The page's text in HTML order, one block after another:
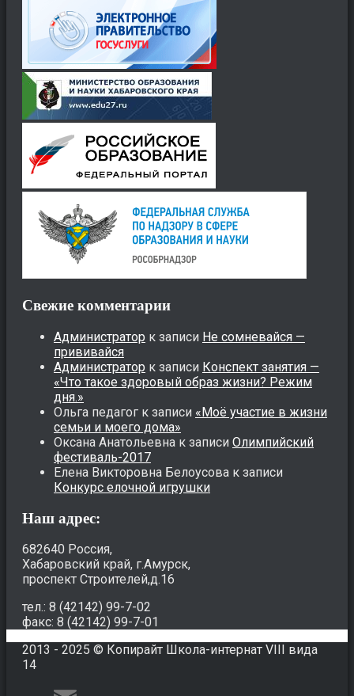
Свежие комментарии
Администратор к записи Не сомневайся —
прививайся
Администратор к записи Конспект занятия —
«Что такое здоровый образ жизни? Режим
дня.»
Ольга педагог к записи «Моё участие в жизни
семьи и моего дома»
Оксана Анатольевна к записи Олимпийский
фестиваль-2017
Елена Викторовна Белоусова к записи
Конкурс елочной игрушки
Наш адрес:
682640 Россия,
Хабаровский край, г.Амурск,
проспект Строителей,д.16
тел.: 8 (42142) 99-7-02
факс: 8 (42142) 99-7-01
2013 - 2025 © Копирайт Школа-интернат VIII вида
14